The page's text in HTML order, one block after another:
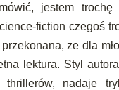
jestem
fiction czegoś
ze dla
lektura. Styl
nadaje